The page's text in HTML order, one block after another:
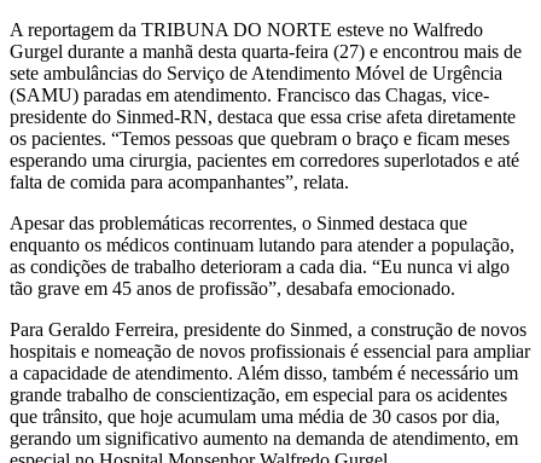
A reportagem da TRIBUNA DO NORTE esteve no Walfredo
Gurgel durante a manhã desta quarta-feira (27) e encontrou mais de
sete ambulâncias do Serviço de Atendimento Móvel de Urgência
(SAMU) paradas em atendimento. Francisco das Chagas, vice-
presidente do Sinmed-RN, destaca que essa crise afeta diretamente
os pacientes. “Temos pessoas que quebram o braço e ficam meses
esperando uma cirurgia, pacientes em corredores superlotados e até
falta de comida para acompanhantes”, relata.
Apesar das problemáticas recorrentes, o Sinmed destaca que
enquanto os médicos continuam lutando para atender a população,
as condições de trabalho deterioram a cada dia. “Eu nunca vi algo
tão grave em 45 anos de profissão”, desabafa emocionado.
Para Geraldo Ferreira, presidente do Sinmed, a construção de novos
hospitais e nomeação de novos profissionais é essencial para ampliar
a capacidade de atendimento. Além disso, também é necessário um
grande trabalho de conscientização, em especial para os acidentes
que trânsito, que hoje acumulam uma média de 30 casos por dia,
gerando um significativo aumento na demanda de atendimento, em